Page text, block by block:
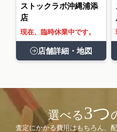
ストックラボ沖縄浦添
店
現在、臨時休業中です。
店舗詳細・地図
選べる3つ
査定にかかる費用はもちろん、